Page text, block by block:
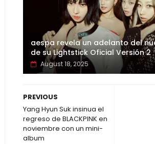
aespa revela un adelanto del
de su Lightstick Oficial Versión 2
August 18, 2025
PREVIOUS
Yang Hyun Suk insinua el
regreso de BLACKPINK en
noviembre con un mini-
album